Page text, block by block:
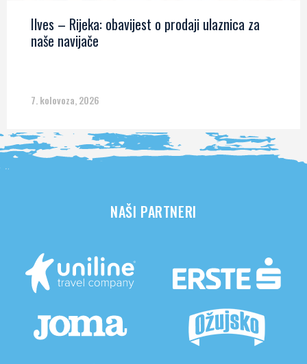
Ilves – Rijeka: obavijest o prodaji ulaznica za
naše navijače
7. kolovoza, 2026
NAŠI PARTNERI